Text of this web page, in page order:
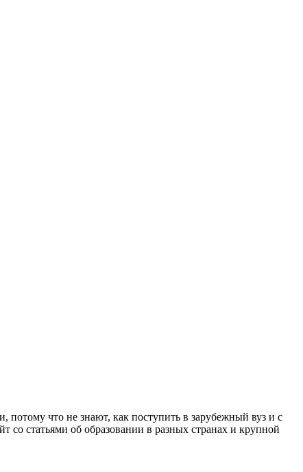
что не знают, как поступить в зарубежный вуз и с
со статьями об образовании в разных странах и крупной